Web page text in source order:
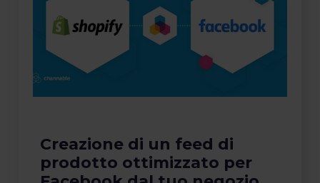
Creazione di un feed di
prodotto ottimizzato per